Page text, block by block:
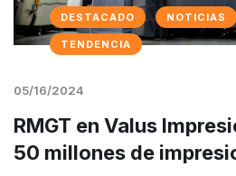
DESTACADO NOTICIAS
TENDENCIA
05/16/2024
RMGT en Valus
50 millones de